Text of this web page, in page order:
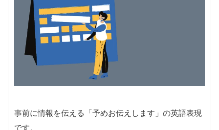
事前に情報を伝える「予めお伝えします」の英語表現
です。